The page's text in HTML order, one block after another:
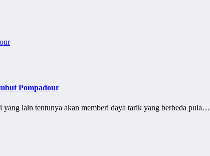
Pompadour
lain tentunya akan memberi daya tarik yang berbeda pula…